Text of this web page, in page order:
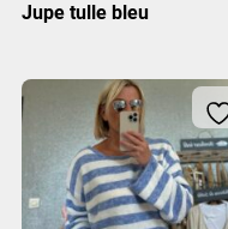
Jupe tulle bleu